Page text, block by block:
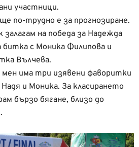
участници.
по-трудно е за прогнозиране.
залагам на победа за Надежда
битка с Моника Филипова и
Вълчева.
мен има три изявени фаворитки
и Моника. За класирането
бързо бягане, близо до